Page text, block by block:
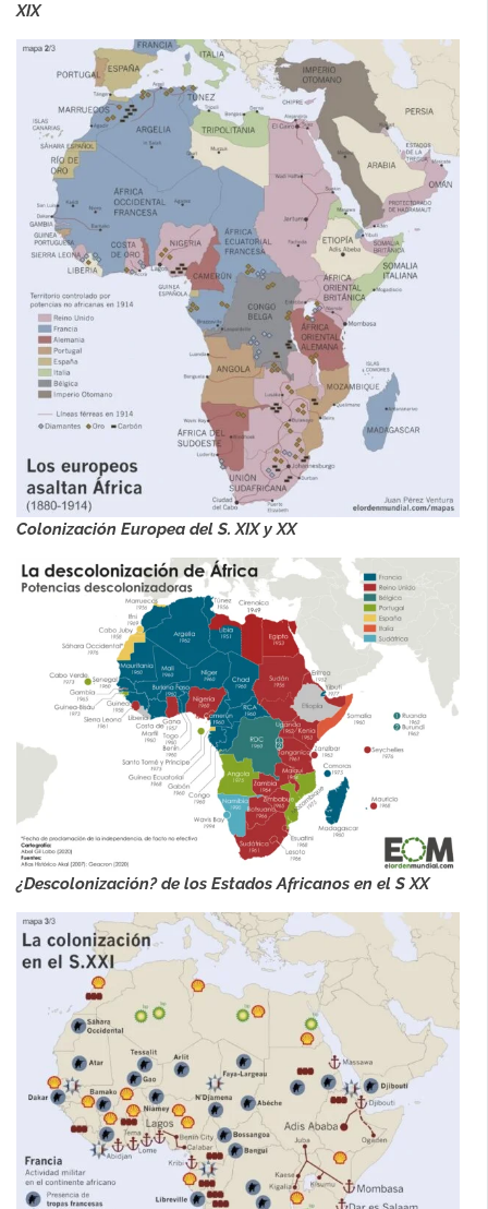
XIX
Colonización Europea del S. XIX y XX
¿Descolonización? de los Estados Africanos en el S XX